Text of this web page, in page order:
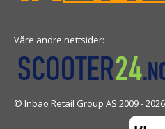
Våre andre nettsider:
© Inbao Retail Group AS 2009 - 2026